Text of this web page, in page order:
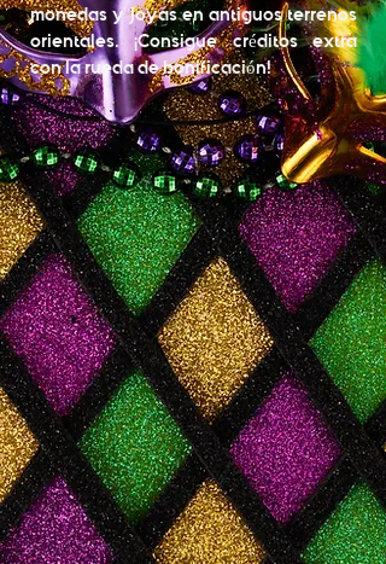
monedas y joyas en antiguos terrenos
orientales. ¡Consigue créditos extra
con la rueda de bonificación!